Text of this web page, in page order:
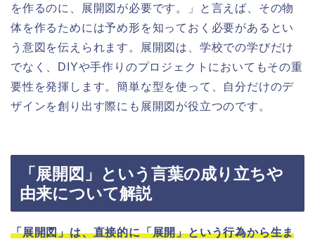
を作るのに、展開図が必要です。」と言えば、その物
体を作るためには予め形を知っておく必要があるとい
う意図を伝えられます。展開図は、学校での学びだけ
でなく、DIYや手作りのプロジェクトにおいてもその重
要性を発揮します。簡単な型を使って、自分だけのデ
ザインを創り出す際にも展開図が役立つのです。
「展開図」という言葉の成り立ちや
由来について解説
「展開図」は、直接的に「展開」という行為から生ま